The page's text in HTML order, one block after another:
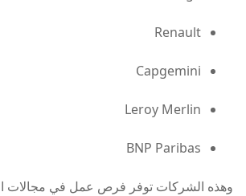
Renault
Capgemini
Leroy Merlin
BNP Paribas
وهذه الشركات توفر فرص عمل في مجالات